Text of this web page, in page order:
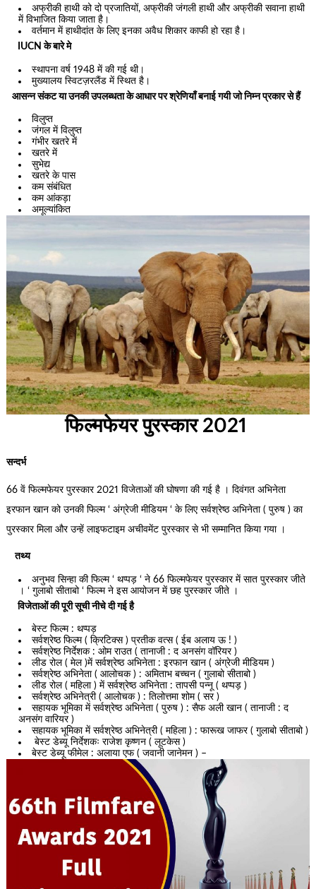
अफ्रीकी हाथी को दो प्रजातियों, अफ्रीकी जंगली हाथी और अफ्रीकी सवाना हाथी
में विभाजित किया जाता है।
वर्तमान में हाथीदांत के लिए इनका अवैध शिकार काफी हो रहा है।
IUCN के बारे मे
स्थापना वर्ष 1948 में की गई थी।
मुख्यालय स्विटज़रलैंड में स्थित है।
आसन्न संकट या उनकी उपलब्धता के आधार पर श्रेणियाँ बनाई गयी जो निम्न प्रकार से हैं
विलुप्त
जंगल में विलुप्त
गंभीर खतरे में
खतरे में
सुभेद्य
खतरे के पास
कम संबंधित
कम आंकड़ा
अमूल्यांकित
फिल्मफेयर पुरस्कार 2021
सन्दर्भ
66 वें फिल्मफेयर पुरस्कार 2021 विजेताओं की घोषणा की गई है । दिवंगत अभिनेता
इरफान खान को उनकी फिल्म ‘ अंग्रेजी मीडियम ‘ के लिए सर्वश्रेष्ठ अभिनेता ( पुरुष ) का
पुरस्कार मिला और उन्हें लाइफटाइम अचीवमेंट पुरस्कार से भी सम्मानित किया गया ।
तथ्य
अनुभव सिन्हा की फिल्म ‘ थप्पड़ ‘ ने 66 फिल्मफेयर पुरस्कार में सात पुरस्कार जीते
। ‘ गुलाबो सीताबो ‘ फिल्म ने इस आयोजन में छह पुरस्कार जीते ।
विजेताओं की पूरी सूची नीचे दी गई है
बेस्ट फिल्म : थप्पड़
सर्वश्रेष्ठ फिल्म ( क्रिटिक्स ) प्रतीक वत्स ( ईब अलाय ऊ ! )
सर्वश्रेष्ठ निर्देशक : ओम राउत ( तानाजी : द अनसंग वॉरियर )
लीड रोल ( मेल )में सर्वश्रेष्ठ अभिनेता : इरफान खान ( अंग्रेजी मीडियम )
सर्वश्रेष्ठ अभिनेता ( आलोचक ) : अमिताभ बच्चन ( गुलाबो सीताबो )
लीड रोल ( महिला ) में सर्वश्रेष्ठ अभिनेता : तापसी पन्नू ( थप्पड़ )
सर्वश्रेष्ठ अभिनेत्री ( आलोचक ) : तिलोत्तमा शोम ( सर )
सहायक भूमिका में सर्वश्रेष्ठ अभिनेता ( पुरुष ) : सैफ अली खान ( तानाजी : द
अनसंग वारियर )
सहायक भूमिका में सर्वश्रेष्ठ अभिनेत्री ( महिला ) : फारूख जाफर ( गुलाबो सीताबो )
बेस्ट डेब्यू निर्देशकः राजेश कृष्णन ( लूटकेस )
बेस्ट डेब्यू फीमेल : अलाया एफ ( जवानी जानेमन ) –